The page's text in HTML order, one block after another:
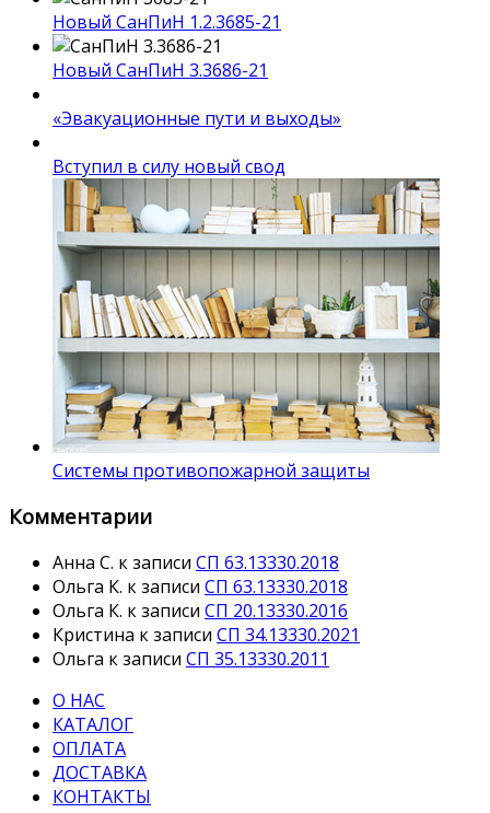
Новый СанПиН 1.2.3685-21
Новый СанПиН 3.3686-21
«Эвакуационные пути и выходы»
Вступил в силу новый свод
Системы противопожарной защиты
Комментарии
Анна С. к записи СП 63.13330.2018
Ольга К. к записи СП 63.13330.2018
Ольга К. к записи СП 20.13330.2016
Кристина к записи СП 34.13330.2021
Ольга к записи СП 35.13330.2011
О НАС
КАТАЛОГ
ОПЛАТА
ДОСТАВКА
КОНТАКТЫ